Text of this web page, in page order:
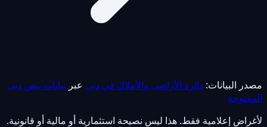
مصدر البيانات: دائرة الأراضي والأملاك في دبي عبر بيانات نبض دبي
المفتوحة
لأغراض إعلامية فقط. هذا ليس نصيحة استثمارية أو مالية أو قانونية.